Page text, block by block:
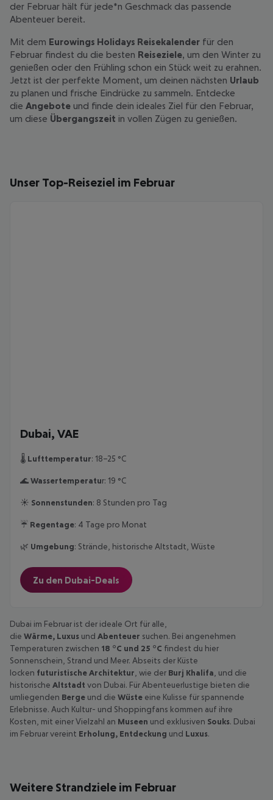
der Februar hält für jede*n Geschmack das passende
Abenteuer bereit.
Mit dem Eurowings Holidays Reisekalender für den
Februar findest du die besten Reiseziele, um den Winter zu
genießen oder den Frühling schon ein Stück weit zu erahnen.
Jetzt ist der perfekte Moment, um deinen nächsten Urlaub
zu planen und frische Eindrücke zu sammeln. Entdecke
die Angebote und finde dein ideales Ziel für den Februar,
um diese Übergangszeit in vollen Zügen zu genießen.
Unser Top-Reiseziel im Februar
Dubai, VAE
🌡️ Lufttemperatur: 18–25 °C
🌊Wassertemperatur: 19 °C
☀️ Sonnenstunden: 8 Stunden pro Tag
☔ Regentage: 4 Tage pro Monat
🌿 Umgebung: Strände, historische Altstadt, Wüste
Zu den Dubai-Deals
Dubai im Februar ist der ideale Ort für alle,
die Wärme, Luxus und Abenteuer suchen. Bei angenehmen
Temperaturen zwischen 18 °C und 25 °C findest du hier
Sonnenschein, Strand und Meer. Abseits der Küste
locken futuristische Architektur, wie der Burj Khalifa, und die
historische Altstadt von Dubai. Für Abenteuerlustige bieten die
umliegenden Berge und die Wüste eine Kulisse für spannende
Erlebnisse. Auch Kultur- und Shoppingfans kommen auf ihre
Kosten, mit einer Vielzahl an Museen und exklusiven Souks. Dubai
im Februar vereint Erholung, Entdeckung und Luxus.
Weitere Strandziele im Februar